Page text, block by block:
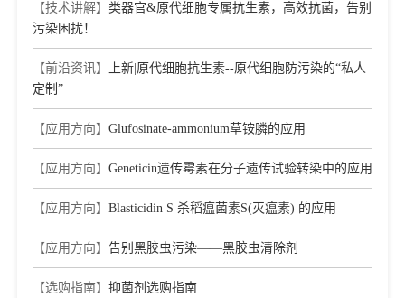
and promotes telomere replication in Saccharomyces cerevisiae
Journal：GENETICS
6.5
The DoDof6-DoHY5 regulatory module mediates
glucomannan biosynthesis in Dendrobium officinale by
Journal：PLANT JOURNAL
DOI：10.1111/tpj.70904
[10] Engineering of Yarrowia lipolytica transporters for high-
efficient production of biobased succinic acid from glucose
Journal：Biotechnology for Biofuels | DOI：10.1186/s13068-
021-01996-w | IF：6.04
[11] Engineering the oleaginous yeast Yarrowia lipolytica for
production of α-farnesene
【技术讲解】 类器官&原代细胞专属抗生素，高效抗菌，告别
污染困扰！
【前沿资讯】
上新|原代细胞抗生素--原代细胞防污染的“私人
定制”
【应用方向】 Glufosinate-ammonium草铵膦的应用
【应用方向】 Geneticin遗传霉素在分子遗传试验转染中的应用
【应用方向】 Blasticidin S 杀稻瘟菌素S(灭瘟素) 的应用
【应用方向】 告别黑胶虫污染——黑胶虫清除剂
【选购指南】 抑菌剂选购指南